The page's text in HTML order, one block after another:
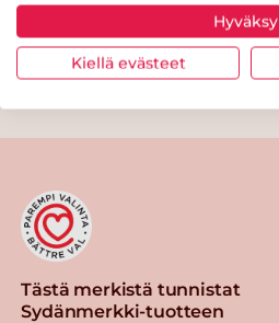
Tästä merkistä tunnistat
Sydänmerkki-tuotteen
Hyväksy
Kiellä evästeet